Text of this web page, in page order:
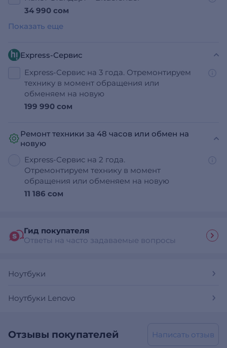
34 990 сом
Показать еще
Express-Сервис
Express-Сервис на 3 года. Отремонтируем
технику в момент обращения или
обменяем на новую
199 990 сом
Ремонт техники за 48 часов или обмен на
новую
Express-Сервис на 2 года.
Отремонтируем технику в момент
обращения или обменяем на новую
11 186 сом
Гид покупателя
Ответы на часто задаваемые вопросы
Ноутбуки
Ноутбуки Lenovo
Отзывы покупателей Написать отзыв